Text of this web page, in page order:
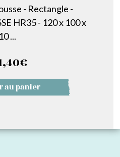
- Rectangle -
HR35 - 120 x 100 x
10 ...
€
au panier